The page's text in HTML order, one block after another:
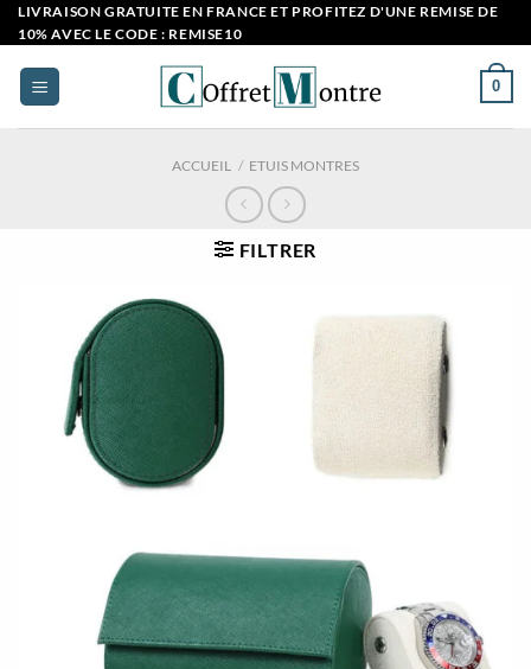
Passer
au
contenu
LIVRAISON GRATUITE EN FRANCE ET PROFITEZ D'UNE REMISE DE
10% AVEC LE CODE : REMISE10
0
ACCUEIL / ETUIS MONTRES
FILTRER